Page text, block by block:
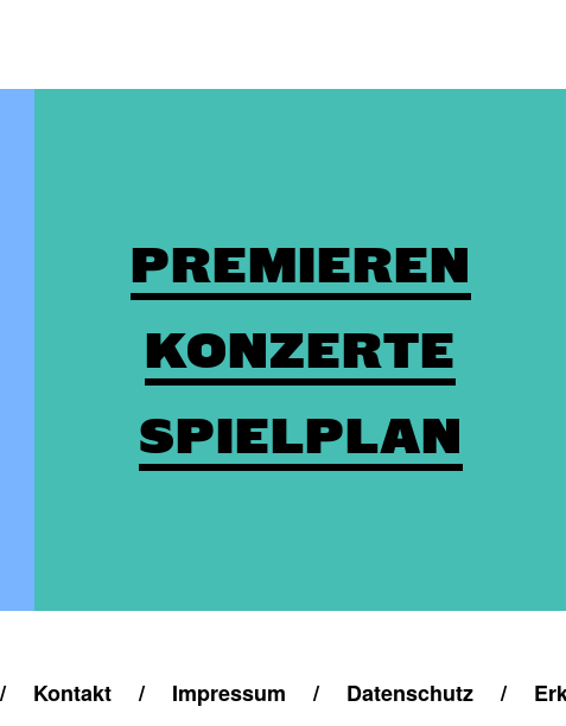
PREMIEREN
KONZERTE
SPIELPLAN
/ Kontakt / Impressum / Datenschutz /